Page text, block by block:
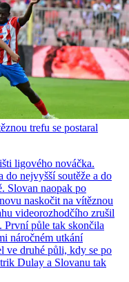
trefu se postaral
ligového nováčka.
do nejvyšší soutěže a do
Slovan naopak po
naskočit na vítěznou
videorozhodčího zrušil
První půle tak skončila
náročném utkání
ve druhé půli, kdy se po
Dulay a Slovanu tak